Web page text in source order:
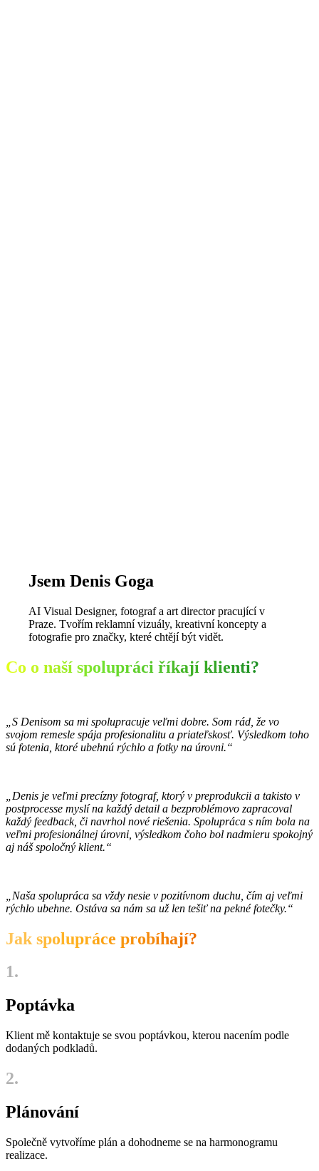
JsemDenis Goga
AI Visual Designer, fotograf a art director pracující v
Praze. Tvořím reklamní vizuály, kreativní koncepty a
fotografie pro značky, které chtějí být vidět.
Co o naší spolupráci říkají klienti?
„S Denisom sa mi spolupracuje veľmi dobre. Som rád, že vo
svojom remesle spája profesionalitu a priateľskosť. Výsledkom toho
sú fotenia, ktoré ubehnú rýchlo a fotky na úrovni.“
„Denis je veľmi precízny fotograf, ktorý v preprodukcii a takisto v
postprocesse myslí na každý detail a bezproblémovo zapracoval
každý feedback, či navrhol nové riešenia. Spolupráca s ním bola na
veľmi profesionálnej úrovni, výsledkom čoho bol nadmieru spokojný
aj náš spoločný klient.“
„Naša spolupráca sa vždy nesie v pozitívnom duchu, čím aj veľmi
rýchlo ubehne. Ostáva sa nám sa už len tešiť na pekné fotečky.“
Jak spolupráce probíhají?
1.
Poptávka
Klient mě kontaktuje se svou poptávkou, kterou nacením podle
dodaných podkladů.
2.
Plánování
Společně vytvoříme plán a dohodneme se na harmonogramu
realizace.